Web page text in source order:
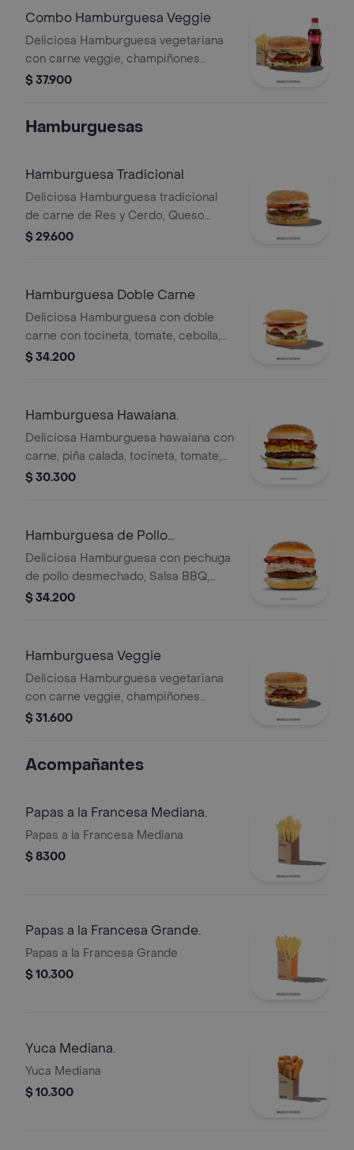
Combo Hamburguesa Veggie
Deliciosa Hamburguesa vegetariana
con carne veggie, champiñones
frescos, Queso Mozzarella, Salsa de
$ 37.900
Hamburguesas
Hamburguesa Tradicional
Deliciosa Hamburguesa tradicional
de carne de Res y Cerdo, Queso
Mozzarella, Tocineta, Tomate,
$ 29.600
Hamburguesa Doble Carne
Deliciosa Hamburguesa con doble
carne con tocineta, tomate, cebolla,
salsa BBQ y queso
$ 34.200
Hamburguesa Hawaiana.
Deliciosa Hamburguesa hawaiana con
carne, piña calada, tocineta, tomate,
cebolla y queso
$ 30.300
Hamburguesa de Pollo
Desmechado.
Deliciosa Hamburguesa con pechuga
de pollo desmechado, Salsa BBQ,
tocineta, tomate, cebolla y queso
$ 34.200
Hamburguesa Veggie
Deliciosa Hamburguesa vegetariana
con carne veggie, champiñones
frescos, Queso Mozzarella y Salsa de
$ 31.600
Acompañantes
Papas a la Francesa Mediana.
Papas a la Francesa Mediana
$ 8300
Papas a la Francesa Grande.
Papas a la Francesa Grande
$ 10.300
Yuca Mediana.
Yuca Mediana
$ 10.300